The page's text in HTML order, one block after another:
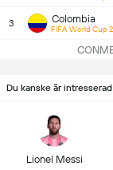
3 Colombia
FIFA World Cup
Du kanske är
Lionel Messi